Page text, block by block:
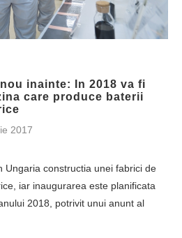
inainte: In 2018 va fi
care produce baterii
2017
Ungaria constructia unei fabrici de
iar inaugurarea este planificata
2018, potrivit unui anunt al